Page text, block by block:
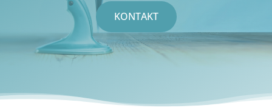
KONTAKT